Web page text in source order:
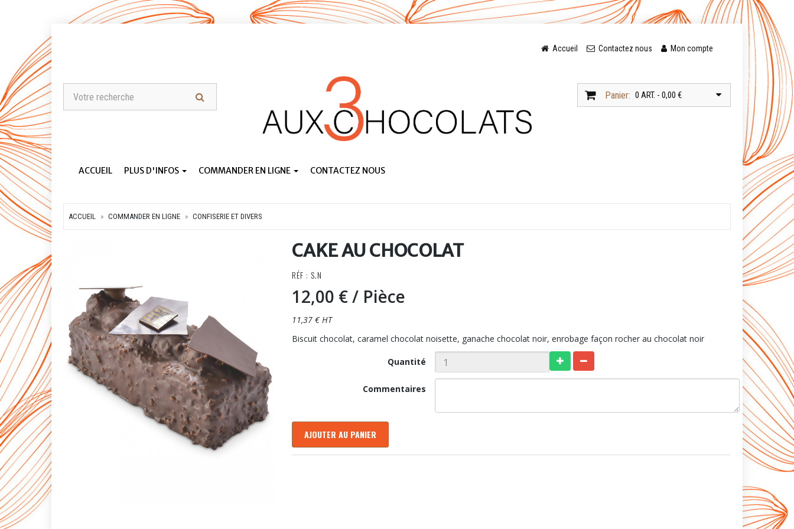
Accueil Contactez nous Mon compte
Panier: 0 ART. - 0,00 €
ACCUEIL PLUS D'INFOS COMMANDER EN LIGNE CONTACTEZ NOUS
ACCUEIL COMMANDER EN LIGNE CONFISERIE ET DIVERS
CAKE AU CHOCOLAT
RÉF : S.N
12,00 €/ Pièce
11,37 € HT
Biscuit chocolat, caramel chocolat noisette, ganache chocolat noir, enrobage façon rocher au chocolat noir
Quantité
Commentaires
AJOUTER AU PANIER